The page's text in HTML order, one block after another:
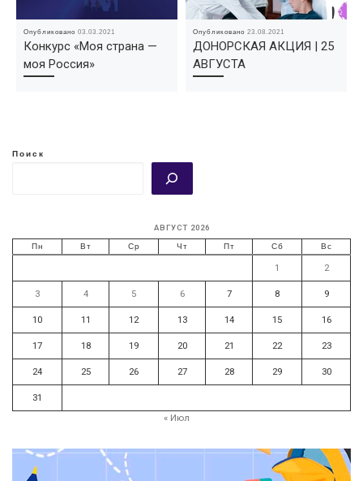
Опубликовано03.03.2021
Конкурс «Моя страна —
моя Россия»
Опубликовано23.08.2021
ДОНОРСКАЯ АКЦИЯ | 25
АВГУСТА
Поиск
АВГУСТ 2026
Пн Вт Ср Чт Пт Сб Вс
1 2
3 4 5 6 7 8 9
10 11 12 13 14 15 16
17 18 19 20 21 22 23
24 25 26 27 28 29 30
31
« Июл